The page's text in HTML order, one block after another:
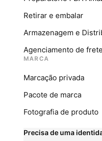
Retirar e embalar
Armazenagem e
Agenciamento de frete
MARCA
Marcação privada
Pacote de marca
Fotografia de produto
Precisa de uma